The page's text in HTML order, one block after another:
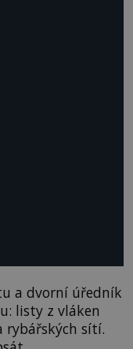
a dvorní úředník
listy z vláken
rybářských sítí.